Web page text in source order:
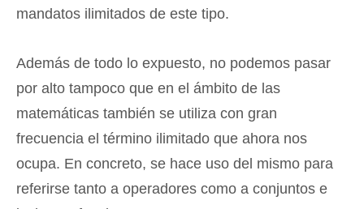
mandatos ilimitados de este tipo.
Además de todo lo expuesto, no podemos pasar
por alto tampoco que en el ámbito de las
matemáticas también se utiliza con gran
frecuencia el término ilimitado que ahora nos
ocupa. En concreto, se hace uso del mismo para
referirse tanto a operadores como a conjuntos e